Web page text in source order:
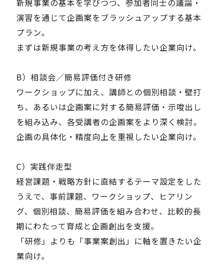
新規事業の基本を学びつつ、参加者同士の議論・
演習を通じて企画案をブラッシュアップする基本
プラン。
まずは新規事業の考え方を体得したい企業向け。
B）相談会／簡易評価付き研修
ワークショップに加え、講師との個別相談・壁打
ち、あるいは企画案に対する簡易評価・示唆出し
を組み込み、各受講者の企画案をより深く検討。
企画の具体化・精度向上を重視したい企業向け。
C）実践伴走型
経営課題・戦略方針に直結するテーマ設定をした
うえで、事前課題、ワークショップ、ヒアリン
グ、個別相談、簡易評価を組み合わせ、比較的長
期にわたって育成と企画創出を支援。
「研修」よりも「事業案創出」に軸を置きたい企
業向け。